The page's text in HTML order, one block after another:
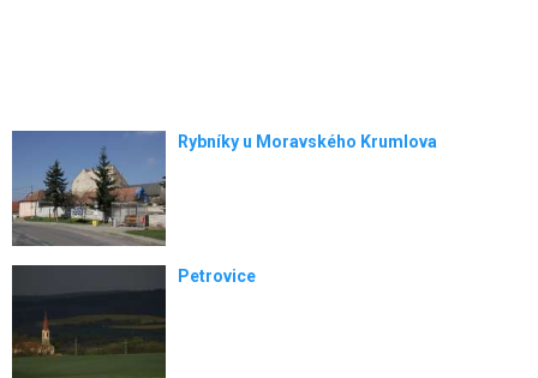
Rybníky u Moravského Krumlova
Petrovice